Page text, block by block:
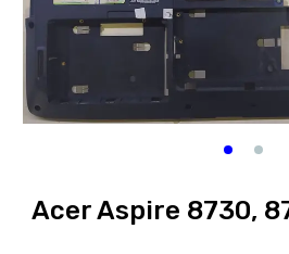
Acer Aspire 8730,